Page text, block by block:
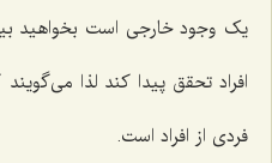
یک وجود خارجی است بخواهید
افراد تحقق پیدا کند لذا
فردی از افراد است.